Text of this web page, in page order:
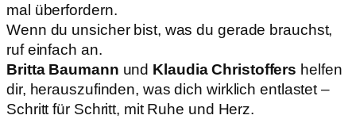
mal überfordern.
Wenn du unsicher bist, was du gerade brauchst,
ruf einfach an.
Britta Baumann und Klaudia Christoffers helfen
dir, herauszufinden, was dich wirklich entlastet –
Schritt für Schritt, mit Ruhe und Herz.